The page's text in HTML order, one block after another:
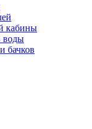
кабины
воды
бачков